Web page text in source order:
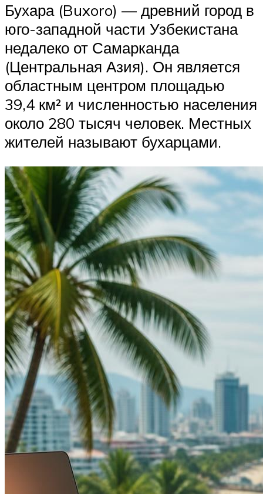
Бухара (Buxoro) — древний город в
юго-западной части Узбекистана
недалеко от Самарканда
(Центральная Азия). Он является
областным центром площадью
39,4 км² и численностью населения
около 280 тысяч человек. Местных
жителей называют бухарцами.